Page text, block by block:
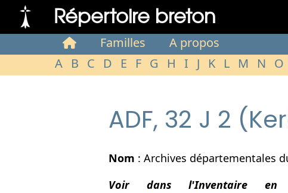
Répertoire breton
Familles
A propos
A B C D E F G H I J K L M N O
ADF, 32 J 2
Nom : Archives départementales
Voir dans l'Inventaire en